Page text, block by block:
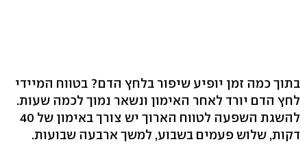
בתוך כמה זמן יופיע שיפור בלחץ הדם? בטווח המיידי
לחץ הדם יורד לאחר האימון ונשאר נמוך לכמה שעות.
להשגת השפעה לטווח הארוך יש צורך באימון של 40
דקות, שלוש פעמים בשבוע, למשך ארבעה שבועות.